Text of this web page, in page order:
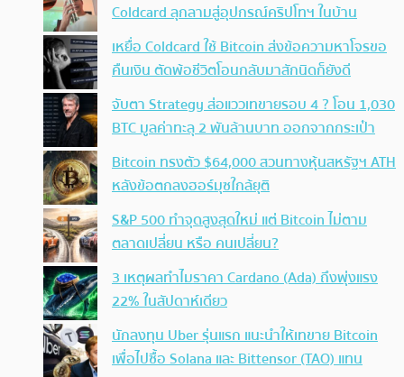
Coldcard ลุกลามสู่อุปกรณ์คริปโทฯ ในบ้าน
เหยื่อ Coldcard ใช้ Bitcoin ส่งข้อความหาโจรขอ
คืนเงิน ตัดพ้อชีวิตโอนกลับมาสักนิดก็ยังดี
จับตา Strategy ส่อแววเทขายรอบ 4 ? โอน 1,030
BTC มูลค่าทะลุ 2 พันล้านบาท ออกจากกระเป๋า
Bitcoin ทรงตัว $64,000 สวนทางหุ้นสหรัฐฯ ATH
หลังข้อตกลงฮอร์มุซใกล้ยุติ
S&P 500 ทำจุดสูงสุดใหม่ แต่ Bitcoin ไม่ตาม
ตลาดเปลี่ยน หรือ คนเปลี่ยน?
3 เหตุผลทำไมราคา Cardano (Ada) ถึงพุ่งแรง
22% ในสัปดาห์เดียว
นักลงทุน Uber รุ่นแรก แนะนำให้เทขาย Bitcoin
เพื่อไปซื้อ Solana และ Bittensor (TAO) แทน